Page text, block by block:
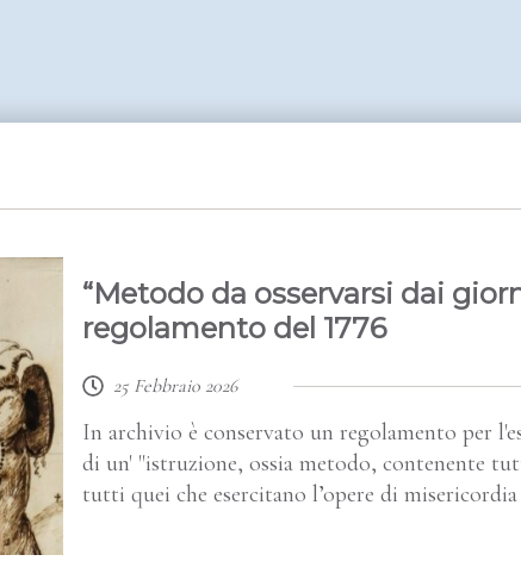
“Metodo da osservarsi dai
regolamento del 1776
25 Febbraio 2026
In archivio è conservato un regolamento per
di un' "istruzione, ossia metodo, contenente
tutti quei che esercitano l’opere di